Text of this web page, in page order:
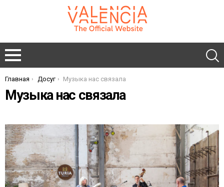
You are here:
Главная Досуг Музыка нас связала
Музыка нас связала